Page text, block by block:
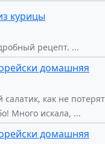
курицы
рецепт. ...
домашняя
как не
Много искала, ...
домашняя